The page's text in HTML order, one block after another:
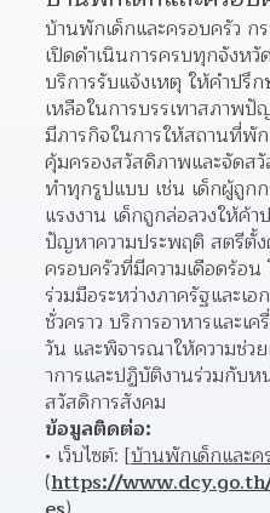
บ้านพักเด็กและครอบครัว ก
เปิดดำเนินการครบทุกจังห
บริการรับแจ้งเหตุ ให้คำปรึ
เหลือในการบรรเทาสภาพ
มีภารกิจในการให้สถานที่พั
คุ้มครองสวัสดิภาพและจัดส
ทำทุกรูปแบบ เช่น เด็กผู้ถูก
แรงงาน เด็กถูกล่อลวงให้ค้า
ปัญหาความประพฤติ สตรีตั้
ครอบครัวที่มีความเดือดร้อ
ร่วมมือระหว่างภาครัฐและเ
ชั่วคราว บริการอาหารและเ
วัน และพิจารณาให้ความช่ว
าการและปฏิบัติงานร่วมกับ
สวัสดิการสังคม
ข้อมูลติดต่อ:
เว็บไซต์: [บ้านพักเด็กและค
(https://